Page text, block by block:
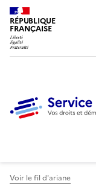
RÉPUBLIQUE
FRANÇAISE
Voir le fil d'ariane